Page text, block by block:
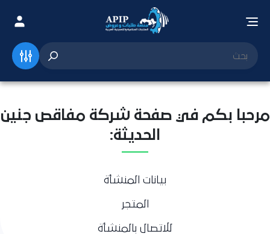
مرحبا بكم في صفحة شركة مفاقص جنين
الحديثة:
بيانات المنشأة
المتجر
للاتصال بالمنشأة